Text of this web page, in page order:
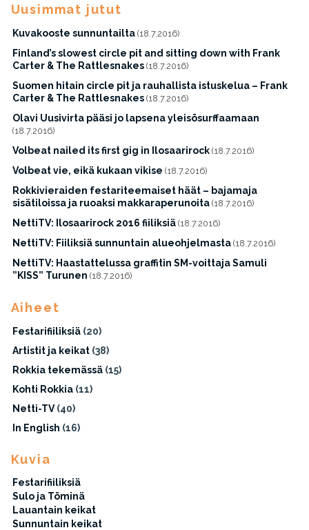
Uusimmat jutut
Kuvakooste sunnuntailta(18.7.2016)
Finland’s slowest circle pit and sitting down with Frank
Carter & The Rattlesnakes(18.7.2016)
Suomen hitain circle pit ja rauhallista istuskelua – Frank
Carter & The Rattlesnakes(18.7.2016)
Olavi Uusivirta pääsi jo lapsena yleisösurffaamaan
(18.7.2016)
Volbeat nailed its first gig in Ilosaarirock(18.7.2016)
Volbeat vie, eikä kukaan vikise (18.7.2016)
Rokkivieraiden festariteemaiset häät – bajamaja
sisätiloissa ja ruoaksi makkaraperunoita(18.7.2016)
NettiTV: Ilosaarirock 2016 fiiliksiä(18.7.2016)
NettiTV: Fiiliksiä sunnuntain alueohjelmasta(18.7.2016)
NettiTV: Haastattelussa graffitin SM-voittaja Samuli
”KISS” Turunen (18.7.2016)
Aiheet
Festarifiiliksiä(20)
Artistit ja keikat(38)
Rokkia tekemässä(15)
Kohti Rokkia(11)
Netti-TV(40)
In English (16)
Kuvia
Festarifiiliksiä
Sulo ja Töminä
Lauantain keikat
Sunnuntain keikat